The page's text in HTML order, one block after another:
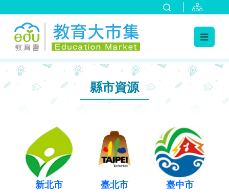
::: 縣市資源
新北市 臺北市 臺中市